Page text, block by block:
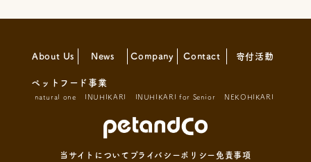
About Us News Company Contact 寄付活動
ペットフード事業
natural one INUHIKARI INUHIKARI for Senior NEKOHIKARI
当サイトについて プライバシーポリシー 免責事項